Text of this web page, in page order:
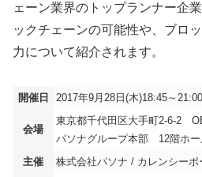
ェーン業界のトップランナー企
ックチェーンの可能性や、ブロ
力について紹介されます。
開催日 2017年9月28日(木)18:45～
会場
東京都千代田区大手町2-6-2
パソナグループ本部 12階ホー
主催
株式会社パソナ / カレンシーポ